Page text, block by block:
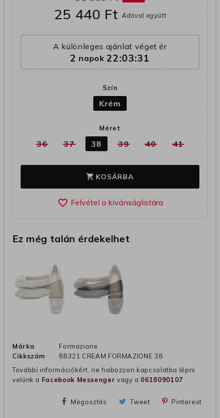
25 440 FtAdóval együtt
A különleges ajánlat véget ér
2 napok 22:03:31
Szín
Krém
Méret
36 37 38 39 40 41
shopping_cart KOSÁRBA
favorite_border
Ez még talán érdekelhet
Márka
Formazione
Cikkszám
88321 CREAM FORMAZIONE 38
További információkért, ne habozzon kapcsolatba lépni
velünk a Facebook Messenger vagy a 0618090107
Megosztás Tweet Pinterest